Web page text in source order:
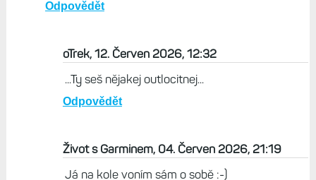
radaru a ten deodorant stačí až po jízdě...
Brad, 04. Červen 2026, 19:31
S deodorantem bych nebyl takovy optimista.
jeste 10 metru. No rozbodne je Old Spice levnejsi
nez kvalitni dres ... :-D